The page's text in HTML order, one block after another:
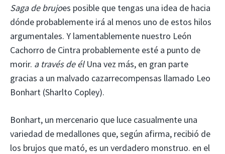
Saga de brujoes posible que tengas una idea de hacia
dónde probablemente irá al menos uno de estos hilos
argumentales. Y lamentablemente nuestro León
Cachorro de Cintra probablemente esté a punto de
morir. a través de él Una vez más, en gran parte
gracias a un malvado cazarrecompensas llamado Leo
Bonhart (Sharlto Copley).
Bonhart, un mercenario que luce casualmente una
variedad de medallones que, según afirma, recibió de
los brujos que mató, es un verdadero monstruo. en el